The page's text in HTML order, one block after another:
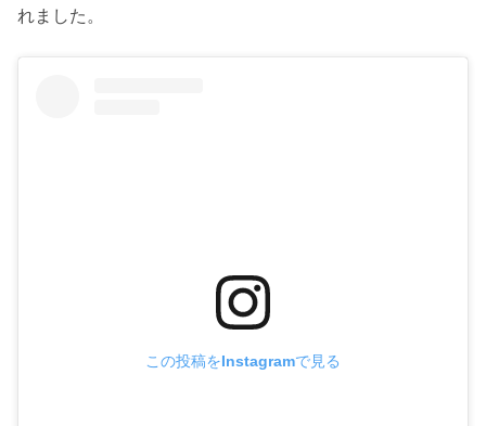
れました。
この投稿をInstagramで見る